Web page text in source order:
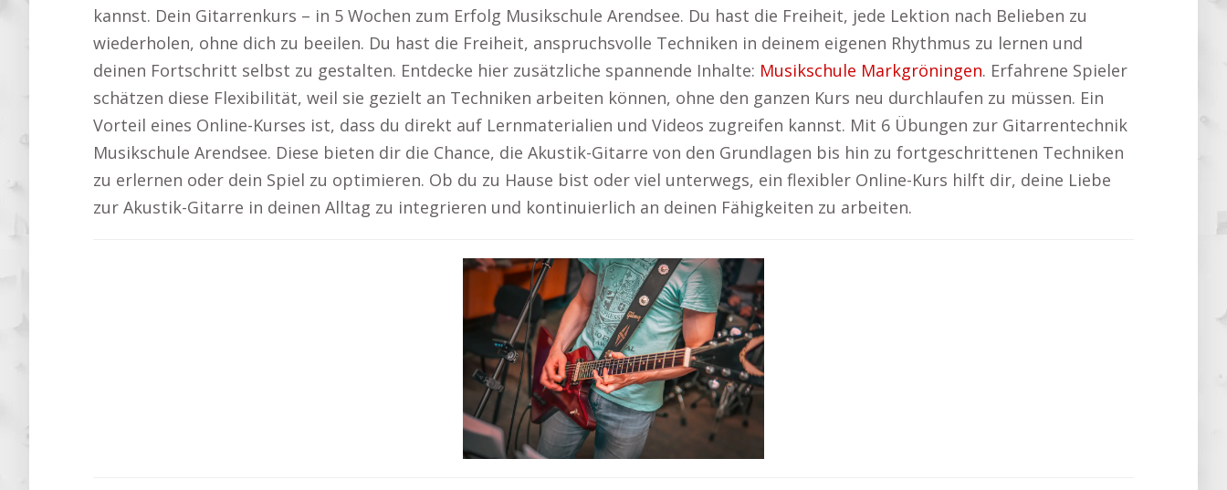
kannst. Dein Gitarrenkurs – in 5 Wochen zum Erfolg Musikschule Arendsee. Du hast die Freiheit, jede Lektion nach Belieben zu
wiederholen, ohne dich zu beeilen. Du hast die Freiheit, anspruchsvolle Techniken in deinem eigenen Rhythmus zu lernen und
deinen Fortschritt selbst zu gestalten. Entdecke hier zusätzliche spannende Inhalte: Musikschule Markgröningen. Erfahrene Spieler
schätzen diese Flexibilität, weil sie gezielt an Techniken arbeiten können, ohne den ganzen Kurs neu durchlaufen zu müssen. Ein
Vorteil eines Online-Kurses ist, dass du direkt auf Lernmaterialien und Videos zugreifen kannst. Mit 6 Übungen zur Gitarrentechnik
Musikschule Arendsee. Diese bieten dir die Chance, die Akustik-Gitarre von den Grundlagen bis hin zu fortgeschrittenen Techniken
zu erlernen oder dein Spiel zu optimieren. Ob du zu Hause bist oder viel unterwegs, ein flexibler Online-Kurs hilft dir, deine Liebe
zur Akustik-Gitarre in deinen Alltag zu integrieren und kontinuierlich an deinen Fähigkeiten zu arbeiten.